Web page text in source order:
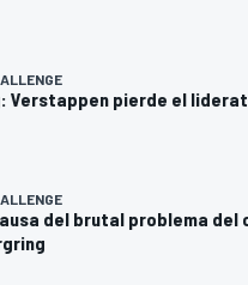
Verstappen pierde el
del brutal problema del